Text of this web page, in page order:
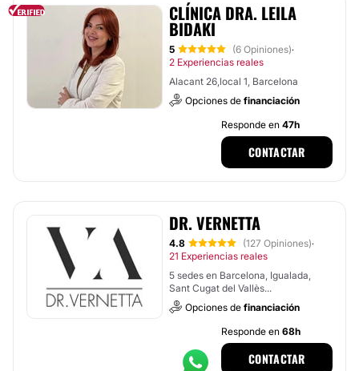
CLÍNICA DRA. LEILA
BIDAKI
5 (6 Opiniones)·
2 Experiencias reales
Alacant 26,local 1, Barcelona
Opciones de financiación
Responde en 47h
CONTACTAR
DR. VERNETTA
4.8 (127 Opiniones)·
21 Experiencias reales
5 sedes en Barcelona, Igualada,
Sant Cugat del Vallès...
Opciones de financiación
Responde en 68h
CONTACTAR